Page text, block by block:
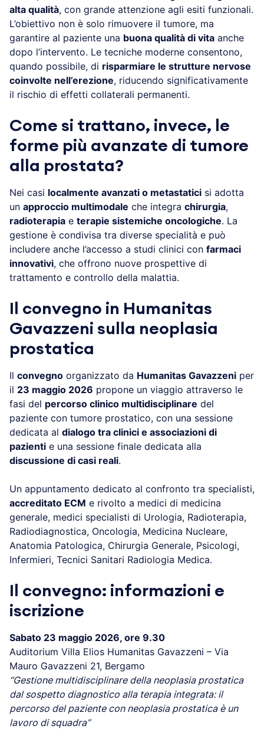
alta qualità, con grande attenzione agli esiti funzionali.
L’obiettivo non è solo rimuovere il tumore, ma
garantire al paziente una buona qualità di vita anche
dopo l’intervento. Le tecniche moderne consentono,
quando possibile, di risparmiare le strutture nervose
coinvolte nell’erezione, riducendo significativamente
il rischio di effetti collaterali permanenti.
Come si trattano, invece, le
forme più avanzate di tumore
alla prostata?
Nei casi localmente avanzati o metastatici si adotta
un approccio multimodale che integra chirurgia,
radioterapia e terapie sistemiche oncologiche. La
gestione è condivisa tra diverse specialità e può
includere anche l’accesso a studi clinici con farmaci
innovativi, che offrono nuove prospettive di
trattamento e controllo della malattia.
Il convegno in Humanitas
Gavazzeni sulla neoplasia
prostatica
Il convegno organizzato da Humanitas Gavazzeni per
il 23 maggio 2026 propone un viaggio attraverso le
fasi del percorso clinico multidisciplinare del
paziente con tumore prostatico, con una sessione
dedicata al dialogo tra clinici e associazioni di
pazienti e una sessione finale dedicata alla
discussione di casi reali.
Un appuntamento dedicato al confronto tra specialisti,
accreditato ECM e rivolto a medici di medicina
generale, medici specialisti di Urologia, Radioterapia,
Radiodiagnostica, Oncologia, Medicina Nucleare,
Anatomia Patologica, Chirurgia Generale, Psicologi,
Infermieri, Tecnici Sanitari Radiologia Medica.
Il convegno: informazioni e
iscrizione
Sabato 23 maggio 2026, ore 9.30
Auditorium Villa Elios Humanitas Gavazzeni – Via
Mauro Gavazzeni 21, Bergamo
“Gestione multidisciplinare della neoplasia prostatica
dal sospetto diagnostico alla terapia integrata: il
percorso del paziente con neoplasia prostatica è un
lavoro di squadra”